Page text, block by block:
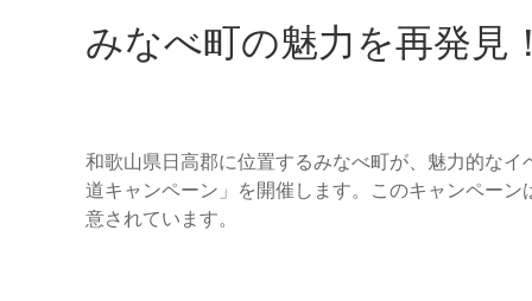
みなべ町の魅力を再発見！
和歌山県日高郡に位置するみなべ町が、魅力的な
道キャンペーン」を開催します。このキャンペー
意されています。